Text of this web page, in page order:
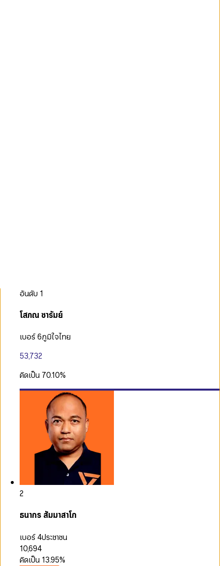
อันดับ 1
โสภณ ซารัมย์
เบอร์ 6ภูมิใจไทย
53,732
คิดเป็น 70.10%
2
ธนากร สัมมาสาโก
เบอร์ 4ประชาชน
10,694
คิดเป็น 13.95%